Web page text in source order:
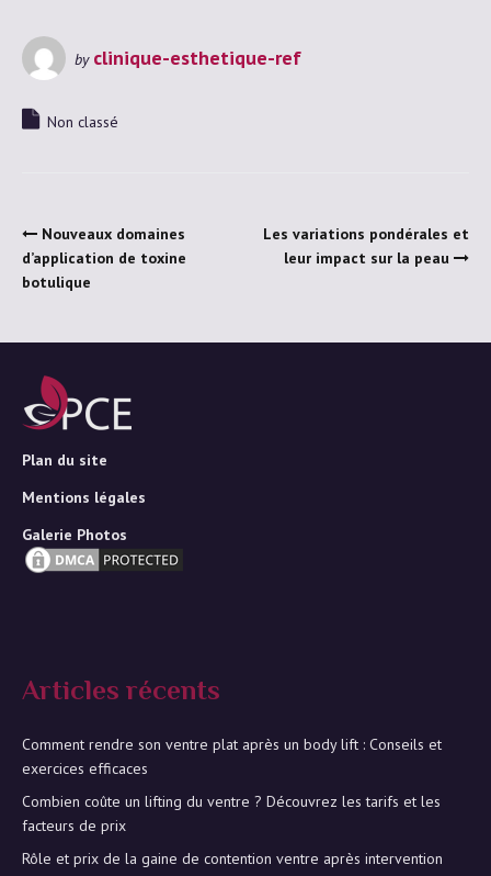
by clinique-esthetique-ref
Non classé
Nouveaux domaines
d’application de toxine
botulique
Les variations pondérales et
leur impact sur la peau
Plan du site
Mentions légales
Galerie Photos
Articles récents
Comment rendre son ventre plat après un body lift : Conseils et
exercices efficaces
Combien coûte un lifting du ventre ? Découvrez les tarifs et les
facteurs de prix
Rôle et prix de la gaine de contention ventre après intervention